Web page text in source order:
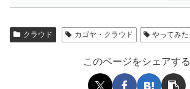
クラウド カゴヤ・クラウド やってみた
このページをシェアする